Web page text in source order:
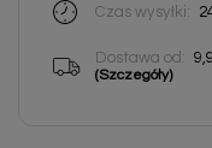
Czas wysyłki:
Dostawa od:
(Szczegóły)